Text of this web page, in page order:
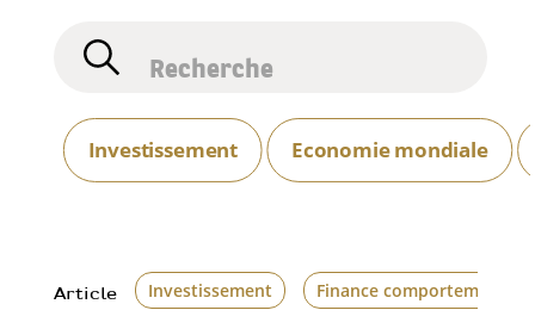
Investissement Economie mondiale
Article Investissement Finance comportementale